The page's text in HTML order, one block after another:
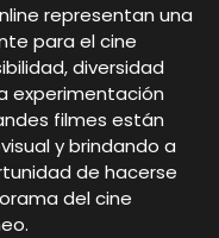
representan una
para el cine
diversidad
experimentación
filmes están
y brindando a
de hacerse
del cine